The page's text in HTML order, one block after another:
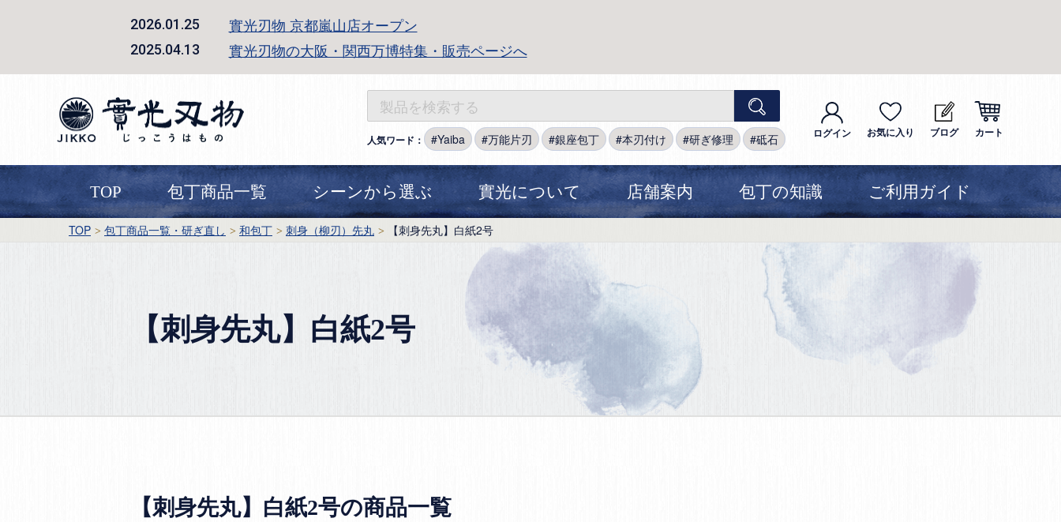
2026.01.25 實光刃物 京都嵐山店オープン
2025.04.13 實光刃物の大阪・関西万博特集・販売ページへ
人気ワード： Yaiba 万能片刃 銀座包丁 本刃付け 研ぎ修理 砥石 ログイン お気に入り ブログ カート
TOP 包丁商品一覧 シーンから選ぶ 實光について 店舗案内 包丁の知識 ご利用ガイド
TOP 包丁商品一覧・研ぎ直し 和包丁 刺身（柳刃）先丸 【刺身先丸】白紙2号
【刺身先丸】白紙2号
【刺身先丸】白紙2号の商品一覧